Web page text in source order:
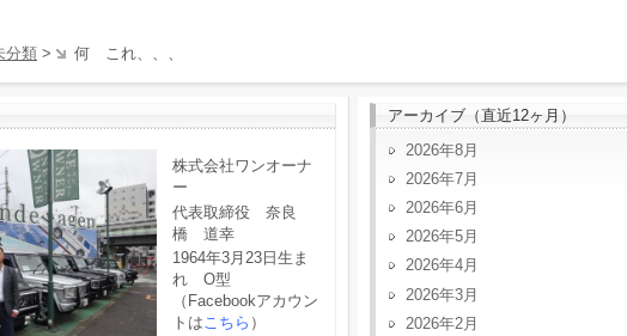
分類 > 何 これ、、、
株式会社ワンオーナ
ー
代表取締役 奈良
橋 道幸
1964年3月23日生ま
れ O型
（Facebookアカウン
トはこちら ）
アーカイブ（直近12ヶ月）
2026年8月
2026年7月
2026年6月
2026年5月
2026年4月
2026年3月
2026年2月